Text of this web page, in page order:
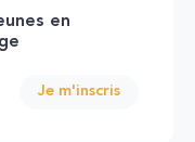
en
Je m'inscris